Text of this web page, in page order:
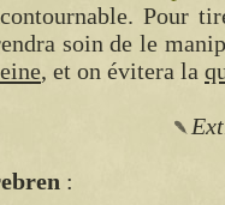
Pour
soin de le
, et on évitera la